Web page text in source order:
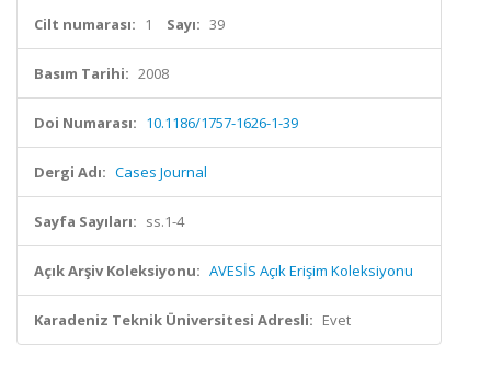
Cilt numarası: 1 Sayı: 39
Basım Tarihi: 2008
Doi Numarası: 10.1186/1757-1626-1-39
Dergi Adı: Cases Journal
Sayfa Sayıları: ss.1-4
Açık Arşiv Koleksiyonu: AVESİS Açık Erişim Koleksiyonu
Karadeniz Teknik Üniversitesi Adresli: Evet